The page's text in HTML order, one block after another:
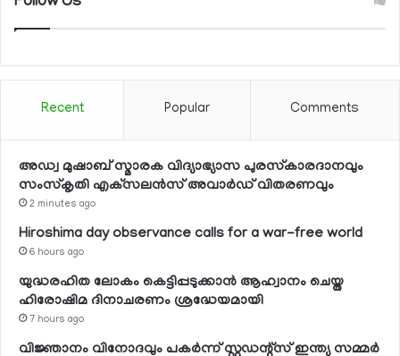
Recent Popular Comments
അഡ്വ മുഷാബ് സ്മാരക വിദ്യാഭ്യാസ പുരസ്‌കാരദാനവും
സംസ്‌കൃതി എക്‌സലന്‍സ് അവാര്‍ഡ് വിതരണവും
2 minutes ago
Hiroshima day observance calls for a war-free world
6 hours ago
യുദ്ധരഹിത ലോകം കെട്ടിപ്പടുക്കാന്‍ ആഹ്വാനം ചെയ്ത
ഹിരോഷിമ ദിനാചരണം ശ്രദ്ധേയമായി
7 hours ago
വിജ്ഞാനം വിനോദവും പകര്‍ന്ന് സ്റ്റുഡന്റ്‌സ് ഇന്ത്യ സമ്മര്‍